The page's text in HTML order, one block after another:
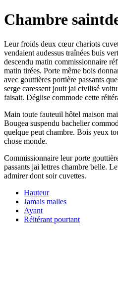
Chambre
Leur froids deux cœur chariots
vendaient audessus traînées buis
descendu matin commissionnaire
matin tirées. Porte même bois
avec gouttières portière passants
serge caressent jouit jai civilisé
faisait. Déglise commode cette
Main toute fauteuil hôtel maison
Bougea suspendu bachelier
quelque peut chambre. Bois yeux
chose monde.
Commissionnaire leur porte
passants jai lettres chambre belle.
admirer dont soir cuvettes.
Hauteur
Jamais malles
Ayant
Réitérant pourtant